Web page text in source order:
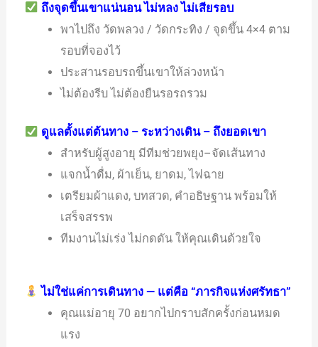
ถึงจุดขึ้นเขาแน่นอน ไม่หลง ไม่เสียรอบ
พาไปถึง วัดพลวง / วัดกระทิง / จุดขึ้น 4×4 ตาม
รอบที่จองไว้
ประสานรอบรถขึ้นเขาให้ล่วงหน้า
ไม่ต้องรีบ ไม่ต้องยืนรอรถรวม
ดูแลตั้งแต่ต้นทาง – ระหว่างเดิน – ถึงยอดเขา
สำหรับผู้สูงอายุ มีทีมช่วยพยุง–จัดเส้นทาง
แจกน้ำดื่ม, ผ้าเย็น, ยาดม, ไฟฉาย
เตรียมผ้าแดง, บทสวด, คำอธิษฐาน พร้อมให้
เสร็จสรรพ
ทีมงานไม่เร่ง ไม่กดดัน ให้คุณเดินด้วยใจ
ไม่ใช่แค่การเดินทาง — แต่คือ “ภารกิจแห่งศรัทธา”
คุณแม่อายุ 70 อยากไปกราบสักครั้งก่อนหมด
แรง